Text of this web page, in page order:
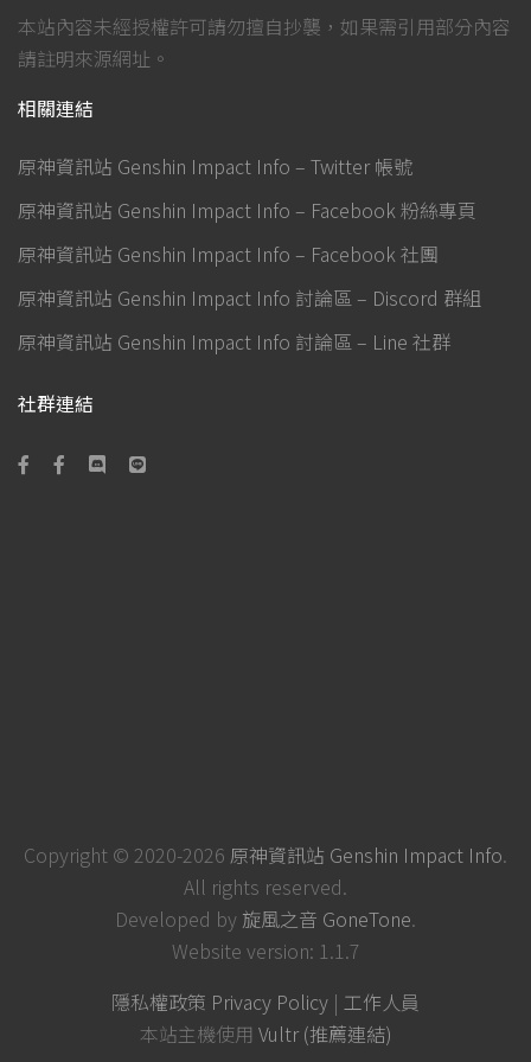
本站內容未經授權許可請勿擅自抄襲，如果需引用部分內容
請註明來源網址。
相關連結
原神資訊站 Genshin Impact Info – Twitter 帳號
原神資訊站 Genshin Impact Info – Facebook 粉絲專頁
原神資訊站 Genshin Impact Info – Facebook 社團
原神資訊站 Genshin Impact Info 討論區 – Discord 群組
原神資訊站 Genshin Impact Info 討論區 – Line 社群
社群連結
Copyright © 2020-2026 原神資訊站 Genshin Impact Info.
All rights reserved.
Developed by 旋風之音 GoneTone.
Website version: 1.1.7
隱私權政策 Privacy Policy | 工作人員
本站主機使用 Vultr (推薦連結)